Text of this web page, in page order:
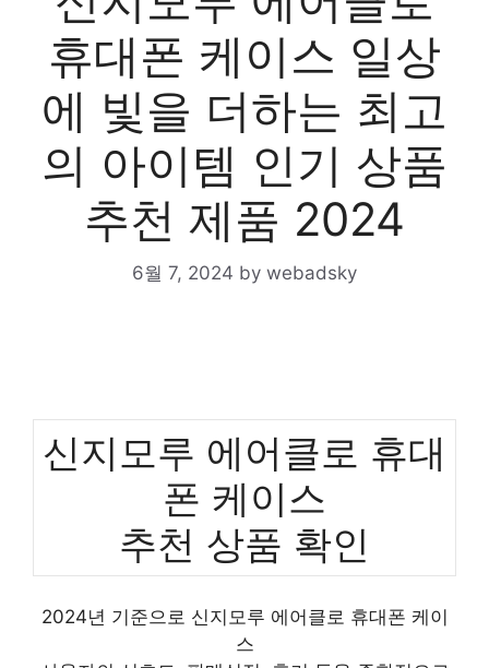
휴대폰 케이스 일상
에 빛을 더하는 최고
의 아이템 인기 상품
추천 제품 2024
6월 7, 2024 by webadsky
신지모루 에어클로 휴대
폰 케이스
추천 상품 확인
2024년 기준으로 신지모루 에어클로 휴대폰 케이
스